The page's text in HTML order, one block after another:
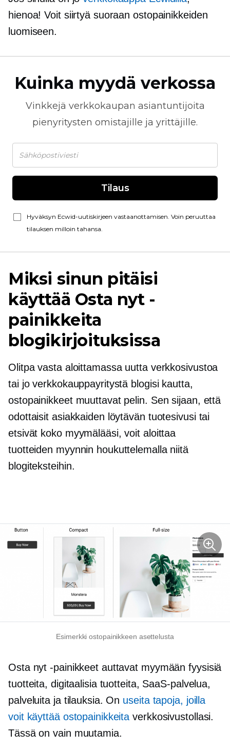
hienoa! Voit siirtyä suoraan ostopainikkeiden
luomiseen.
Kuinka myydä verkossa
Vinkkejä verkkokaupan asiantuntijoita
pienyritysten omistajille ja yrittäjille.
Tilaus
Hyväksyn Ecwid-uutiskirjeen vastaanottamisen. Voin peruuttaa
tilauksen milloin tahansa.
Miksi sinun pitäisi
käyttää Osta nyt -
painikkeita
blogikirjoituksissa
Olitpa vasta aloittamassa uutta verkkosivustoa
tai jo verkkokauppayritystä blogisi kautta,
ostopainikkeet muuttavat pelin. Sen sijaan, että
odottaisit asiakkaiden löytävän tuotesivusi tai
etsivät koko myymälääsi, voit aloittaa
tuotteiden myynnin houkuttelemalla niitä
blogiteksteihin.
Esimerkki ostopainikkeen asettelusta
Osta nyt -painikkeet auttavat myymään fyysisiä
tuotteita, digitaalisia tuotteita, SaaS-palvelua,
palveluita ja tilauksia. On useita tapoja, joilla
voit käyttää ostopainikkeita verkkosivustollasi.
Tässä on vain muutamia.